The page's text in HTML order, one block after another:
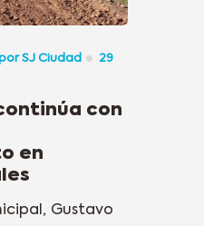
SJ Ciudad
29
con
en
Gustavo